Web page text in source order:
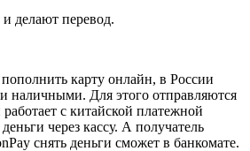
и делают перевод.
карту онлайн, в России
наличными. Для этого отправляются
с китайской платежной
через кассу. А получатель
снять деньги сможет в банкомате.